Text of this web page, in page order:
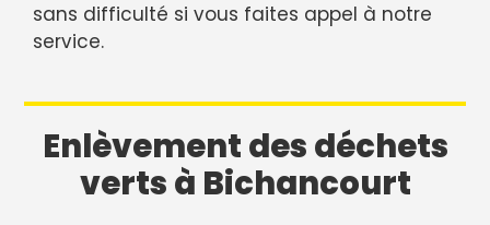
sans difficulté si vous faites appel à notre
service.
Enlèvement des déchets
verts à Bichancourt